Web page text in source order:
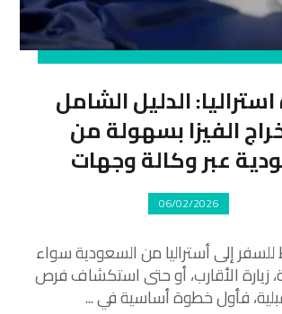
الدليل الشامل
الفيزا بسهولة من
عبر وكالة وجهات
06/02/2026
إلى أستراليا من السعودية سواء
زيارة الأقارب، أو حتى استكشاف فرص
فأول خطوة أساسية في ...